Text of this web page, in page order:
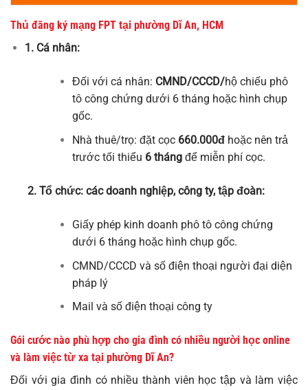
Thủ đăng ký mạng FPT tại phường Dĩ An, HCM
1. Cá nhân:
Đối với cá nhân: CMND/CCCD/hộ chiếu phô
tô công chứng dưới 6 tháng hoặc hình chụp
gốc.
Nhà thuê/trọ: đặt cọc 660.000đhoặc nên trả
trước tối thiểu 6 thángđể miễn phí cọc.
2. Tổ chức: các doanh nghiệp, công ty, tập đoàn:
Giấy phép kinh doanh phô tô công chứng
dưới 6 tháng hoặc hình chụp gốc.
CMND/CCCD và số điện thoại người đại diện
pháp lý
Mail và số điện thoại công ty
Gói cước nào phù hợp cho gia đình có nhiều người học online
và làm việc từ xa tại phường Dĩ An?
Đối với gia đình có nhiều thành viên học tập và làm việc